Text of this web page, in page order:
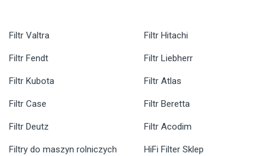
Filtr Valtra
Filtr Fendt
Filtr Kubota
Filtr Case
Filtr Deutz
Filtr Hitachi
Filtr Liebherr
Filtr Atlas
Filtr Beretta
Filtr Acodim
Filtry do maszyn rolniczych HiFi Filter Sklep